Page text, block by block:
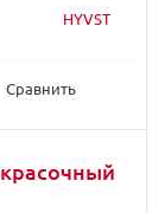
HYVST
Сравнить